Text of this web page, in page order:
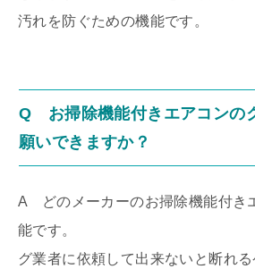
汚れを防ぐための機能です。
Q お掃除機能付きエアコンの
願いできますか？
A どのメーカーのお掃除機能付き
能です。 ク
グ業者に依頼して出来ないと断れ